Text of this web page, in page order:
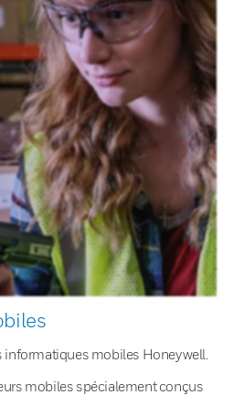
informatiques mobiles Honeywell.
mobiles spécialement conçus